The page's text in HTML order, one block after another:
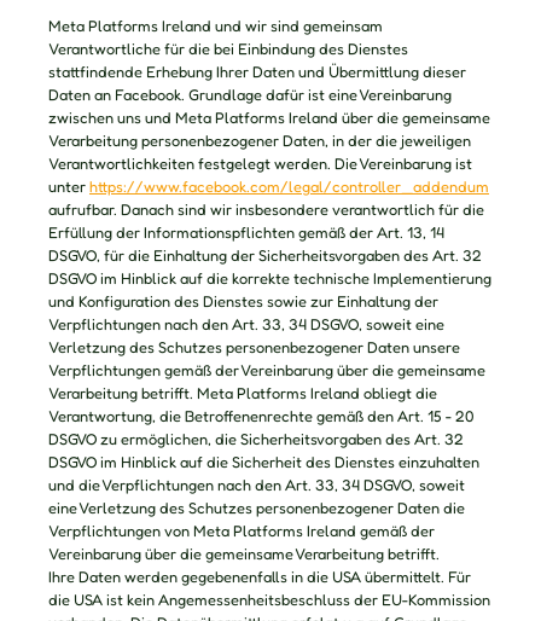
Meta Platforms Ireland und wir sind gemeinsam
Verantwortliche für die bei Einbindung des Dienstes
stattfindende Erhebung Ihrer Daten und Übermittlung dieser
Daten an Facebook. Grundlage dafür ist eine Vereinbarung
zwischen uns und Meta Platforms Ireland über die gemeinsame
Verarbeitung personenbezogener Daten, in der die jeweiligen
Verantwortlichkeiten festgelegt werden. Die Vereinbarung ist
unter https://www.facebook.com/legal/controller_addendum
aufrufbar. Danach sind wir insbesondere verantwortlich für die
Erfüllung der Informationspflichten gemäß der Art. 13, 14
DSGVO, für die Einhaltung der Sicherheitsvorgaben des Art. 32
DSGVO im Hinblick auf die korrekte technische Implementierung
und Konfiguration des Dienstes sowie zur Einhaltung der
Verpflichtungen nach den Art. 33, 34 DSGVO, soweit eine
Verletzung des Schutzes personenbezogener Daten unsere
Verpflichtungen gemäß der Vereinbarung über die gemeinsame
Verarbeitung betrifft. Meta Platforms Ireland obliegt die
Verantwortung, die Betroffenenrechte gemäß den Art. 15 - 20
DSGVO zu ermöglichen, die Sicherheitsvorgaben des Art. 32
DSGVO im Hinblick auf die Sicherheit des Dienstes einzuhalten
und die Verpflichtungen nach den Art. 33, 34 DSGVO, soweit
eine Verletzung des Schutzes personenbezogener Daten die
Verpflichtungen von Meta Platforms Ireland gemäß der
Vereinbarung über die gemeinsame Verarbeitung betrifft.
Ihre Daten werden gegebenenfalls in die USA übermittelt. Für
die USA ist kein Angemessenheitsbeschluss der EU-Kommission